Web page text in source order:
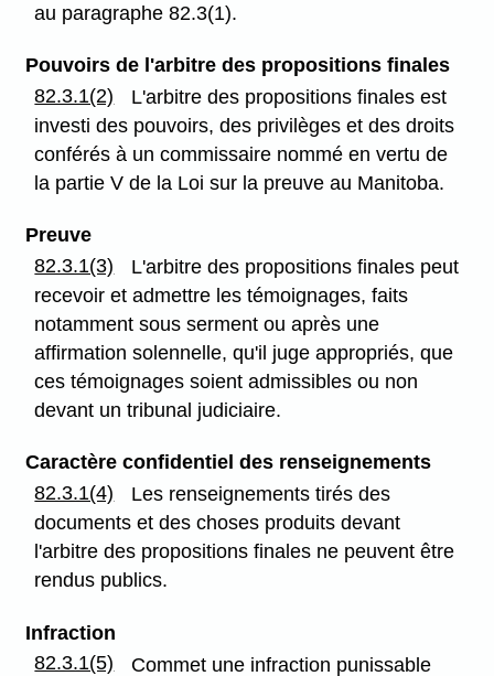
au paragraphe 82.3(1).
Pouvoirs de l'arbitre des propositions finales
82.3.1(2)
L'arbitre des propositions finales est
investi des pouvoirs, des privilèges et des droits
conférés à un commissaire nommé en vertu de
la partie V de la Loi sur la preuve au Manitoba.
Preuve
82.3.1(3)
L'arbitre des propositions finales peut
recevoir et admettre les témoignages, faits
notamment sous serment ou après une
affirmation solennelle, qu'il juge appropriés, que
ces témoignages soient admissibles ou non
devant un tribunal judiciaire.
Caractère confidentiel des renseignements
82.3.1(4)
Les renseignements tirés des
documents et des choses produits devant
l'arbitre des propositions finales ne peuvent être
rendus publics.
Infraction
82.3.1(5)
Commet une infraction punissable